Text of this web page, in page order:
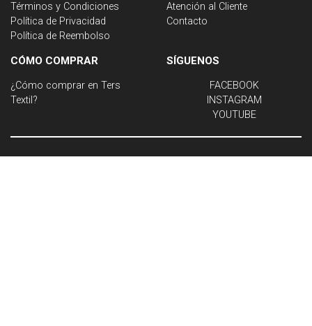
Términos y Condiciones
Política de Privacidad
Política de Reembolso
Atención al Cliente
Contacto
CÓMO COMPRAR
¿Cómo comprar en Ters
Textil?
SÍGUENOS
FACEBOOK
INSTAGRAM
YOUTUBE